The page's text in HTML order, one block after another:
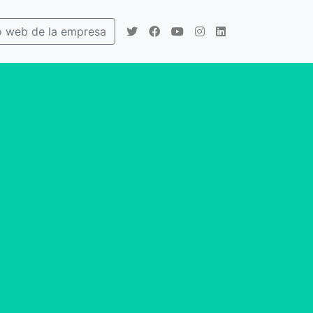
web de la empresa